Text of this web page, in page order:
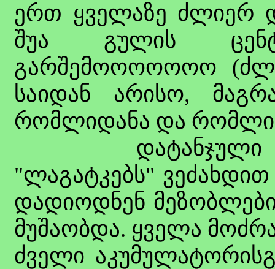
ერთ ყველაზე ძლიერ
შუა გულის
გარშემოოოოოოო
საიდან არისო,
რომლიდანა და რომლი
დატანჯული
"ლაგატკებს"
დადიოდნენ
მუშაობდა. ყველა
ძველი